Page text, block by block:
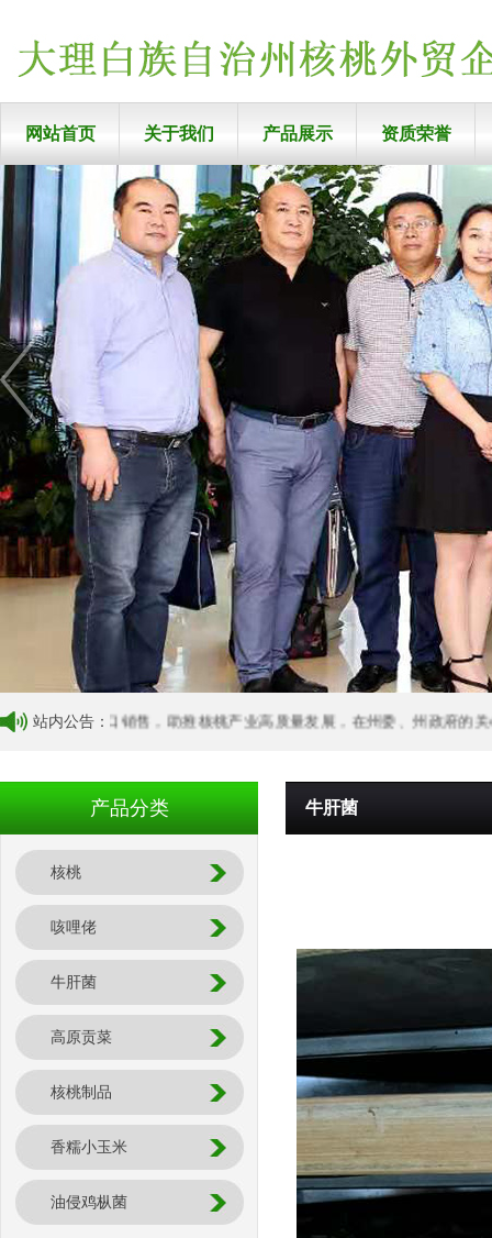
网站首页 关于我们 产品展示 资质荣誉
站内公告：
桃外贸出口销售，助推核桃产业高质量发展，在州委、州政府的关心
产品分类
核桃
咳哩佬
牛肝菌
高原贡菜
核桃制品
香糯小玉米
油侵鸡枞菌
牛肝菌